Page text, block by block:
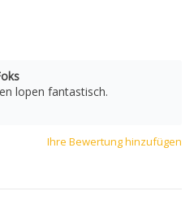
lopen fantastisch.
Ihre Bewertung hinzufügen